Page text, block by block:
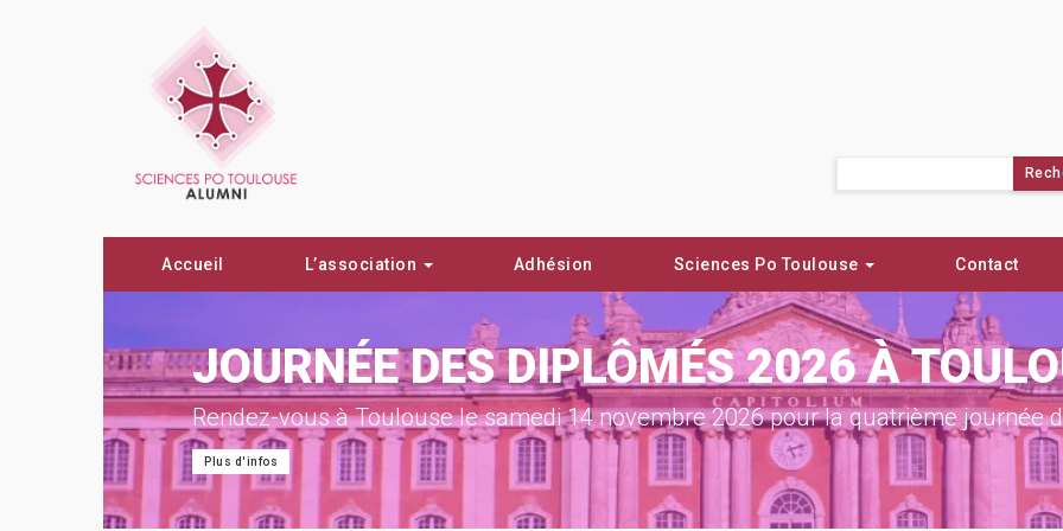
Accueil L’association Adhésion Sciences Po Toulouse Contact
JOURNÉE DES DIPLÔMÉS 2026 À
Rendez-vous à Toulouse le samedi 14 novembre 2026 pour la quatrième journée
Plus d'infos